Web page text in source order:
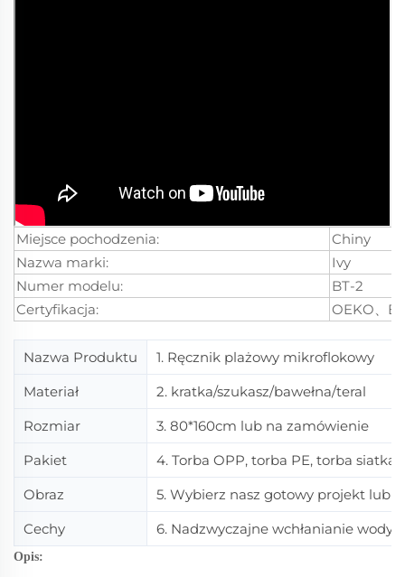
Miejsce pochodzenia:
Chiny
Nazwa marki:
Ivy
Numer modelu:
BT-2
Certyfikacja:
OEKO、
Nazwa Produktu
1. Ręcznik plażowy mikroflokowy
Materiał
2. kratka/szukasz/bawełna/teral
Rozmiar
3. 80*160cm lub na zamówienie
Pakiet
4. Torba OPP, torba PE, torba
Obraz
5. Wybierz nasz gotowy projekt lub
Cechy
6. Nadzwyczajne wchłanianie wody,
Opis: